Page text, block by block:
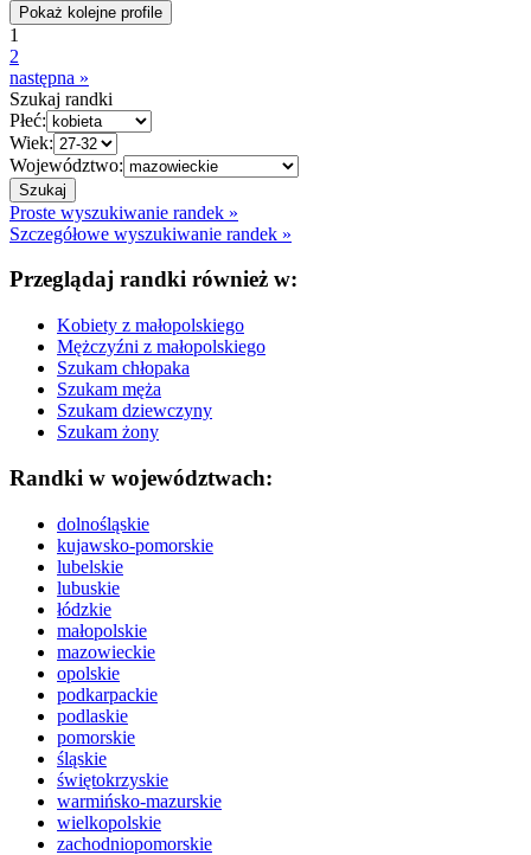
Pokaż kolejne profile
1
2
następna »
Szukaj randki
Płeć:
Wiek:
Województwo:
Proste wyszukiwanie randek »
Szczegółowe wyszukiwanie randek »
Przeglądaj randki również w:
Kobiety z małopolskiego
Mężczyźni z małopolskiego
Szukam chłopaka
Szukam męża
Szukam dziewczyny
Szukam żony
Randki w województwach:
dolnośląskie
kujawsko-pomorskie
lubelskie
lubuskie
łódzkie
małopolskie
mazowieckie
opolskie
podkarpackie
podlaskie
pomorskie
śląskie
świętokrzyskie
warmińsko-mazurskie
wielkopolskie
zachodniopomorskie